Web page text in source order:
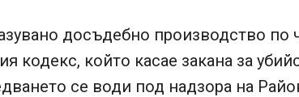
досъдебно производство по
кодекс, който касае закана за
се води под надзора на